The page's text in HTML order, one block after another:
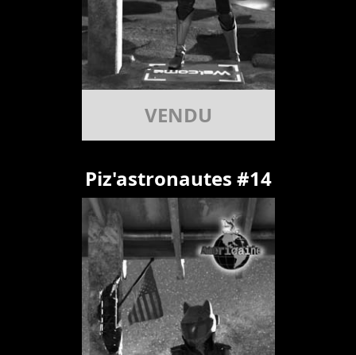
VENDU
Piz'astronautes #14